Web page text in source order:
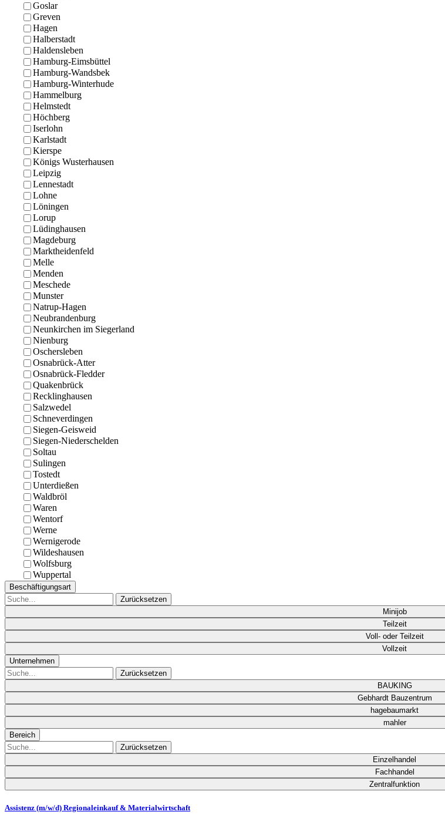
Goslar
Greven
Hagen
Halberstadt
Haldensleben
Hamburg-Eimsbüttel
Hamburg-Wandsbek
Hamburg-Winterhude
Hammelburg
Helmstedt
Höchberg
Iserlohn
Karlstadt
Kierspe
Königs Wusterhausen
Leipzig
Lennestadt
Lohne
Löningen
Lorup
Lüdinghausen
Magdeburg
Marktheidenfeld
Melle
Menden
Meschede
Munster
Natrup-Hagen
Neubrandenburg
Neunkirchen im Siegerland
Nienburg
Oschersleben
Osnabrück-Atter
Osnabrück-Fledder
Quakenbrück
Recklinghausen
Salzwedel
Schneverdingen
Siegen-Geisweid
Siegen-Niederschelden
Soltau
Sulingen
Tostedt
Unterdießen
Waldbröl
Waren
Wentorf
Werne
Wernigerode
Wildeshausen
Wolfsburg
Wuppertal
Beschäftigungsart
Zurücksetzen
Minijob
Teilzeit
Voll- oder Teilzeit
Vollzeit
Unternehmen
Zurücksetzen
BAUKING
Gebhardt Bauzentrum
hagebaumarkt
mahler
Bereich
Zurücksetzen
Einzelhandel
Fachhandel
Zentralfunktion
Assistenz (m/w/d) Regionaleinkauf & Materialwirtschaft